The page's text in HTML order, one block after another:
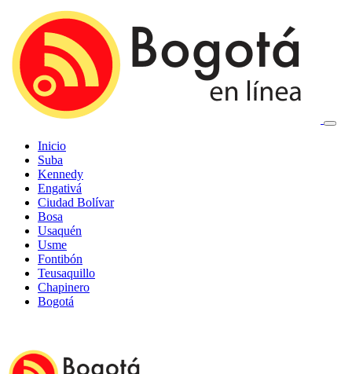
Inicio
Suba
Kennedy
Engativá
Ciudad Bolívar
Bosa
Usaquén
Usme
Fontibón
Teusaquillo
Chapinero
Bogotá